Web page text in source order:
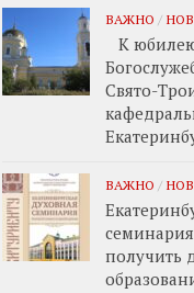
ВАЖНО /
К
Свято-
ВАЖНО /
получить